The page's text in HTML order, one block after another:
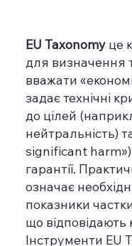
EU Taxonomyце
для визначення
вважати
задає технічні
до цілей
нейтральність)
significant harm»)
гарантії.
означає
показники
що відповідають
Інструменти EU